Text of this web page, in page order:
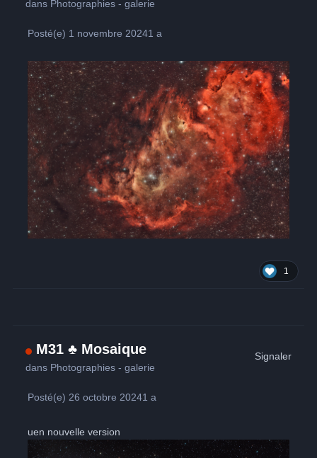
dans Photographies - galerie
Posté(e) 1 novembre 20241 a
1
M31 ♣ Mosaique
dans Photographies - galerie
Signaler
Posté(e) 26 octobre 20241 a
uen nouvelle version